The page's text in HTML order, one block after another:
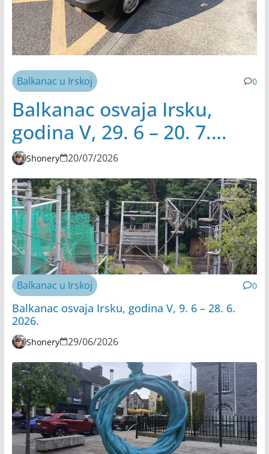
Balkanac u Irskoj 0
Balkanac osvaja Irsku,
godina V, 29. 6 – 20. 7.
2026.
Shonery 20/07/2026
Balkanac u Irskoj 0
Balkanac osvaja Irsku, godina V, 9. 6 – 28. 6.
2026.
Shonery 29/06/2026